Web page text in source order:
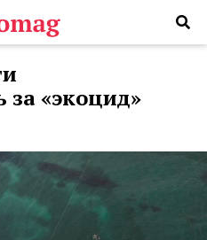
за «экоцид»